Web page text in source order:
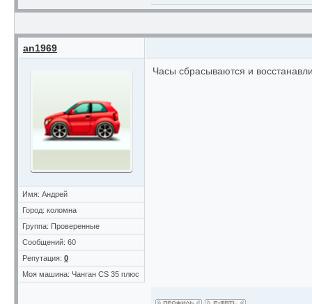
an1969
Имя: Андрей
Город: коломна
Группа: Проверенные
Сообщений: 60
Репутация: 0
Моя машина: Чанган CS 35 плюс
Часы сбрасываются и